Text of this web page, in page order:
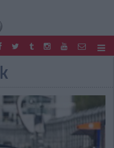
PARC FERMÉ
MOTOR
EGYÉB
SHOP
TIPPJÁTÉK
PONTÁLLÁSOK